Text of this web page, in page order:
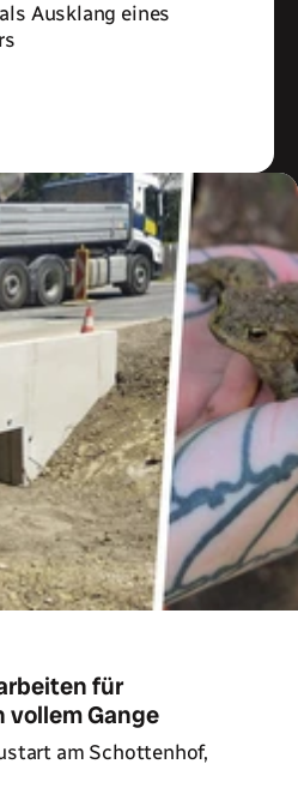
Ausklang eines
für
Gange
am Schottenhof,